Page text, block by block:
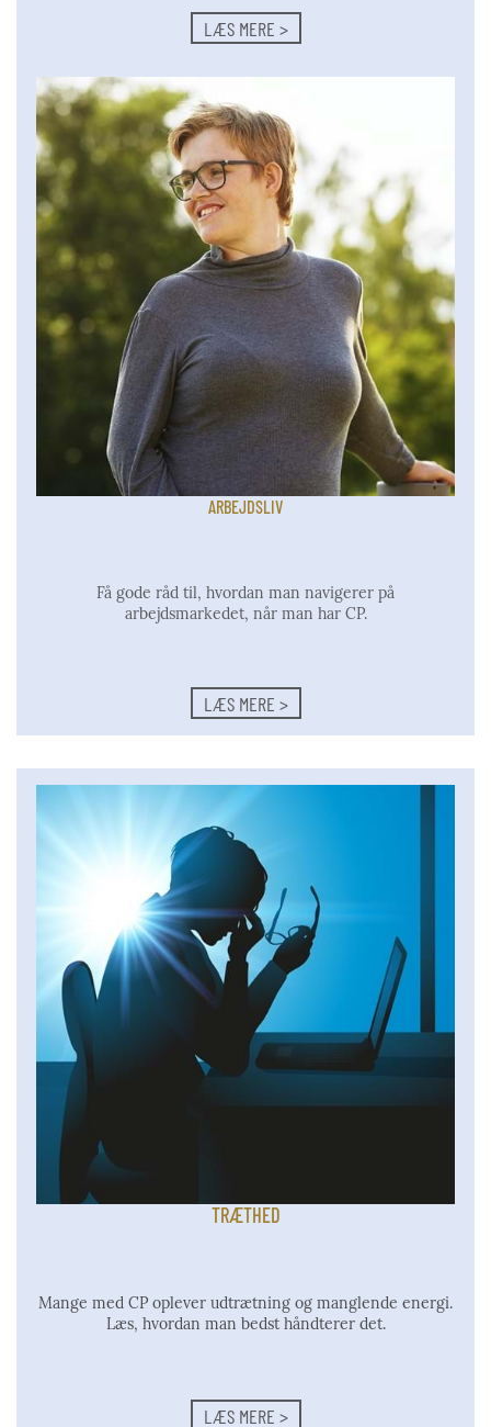
LÆS MERE >
ARBEJDSLIV
Få gode råd til, hvordan man navigerer på
arbejdsmarkedet, når man har CP.
LÆS MERE >
TRÆTHED
Mange med CP oplever udtrætning og manglende energi.
Læs, hvordan man bedst håndterer det.
LÆS MERE >